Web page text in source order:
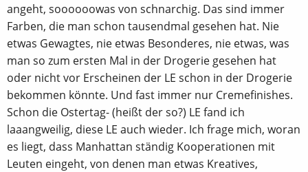
angeht, soooooowas von schnarchig. Das sind immer
Farben, die man schon tausendmal gesehen hat. Nie
etwas Gewagtes, nie etwas Besonderes, nie etwas, was
man so zum ersten Mal in der Drogerie gesehen hat
oder nicht vor Erscheinen der LE schon in der Drogerie
bekommen könnte. Und fast immer nur Cremefinishes.
Schon die Ostertag- (heißt der so?) LE fand ich
laaangweilig, diese LE auch wieder. Ich frage mich, woran
es liegt, dass Manhattan ständig Kooperationen mit
Leuten eingeht, von denen man etwas Kreatives,